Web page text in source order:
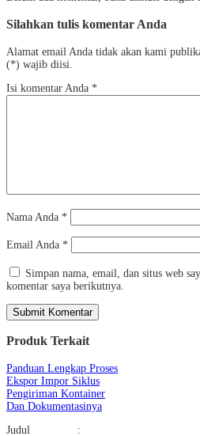
Silahkan tulis komentar Anda
Alamat email Anda tidak akan kami
(*) wajib diisi.
Isi komentar Anda *
Nama Anda *
Email Anda *
Simpan nama, email, dan situs web
komentar saya berikutnya.
Produk Terkait
Panduan Lengkap Proses
Ekspor Impor Siklus
Pengiriman Kontainer
Dan Dokumentasinya
Judul :